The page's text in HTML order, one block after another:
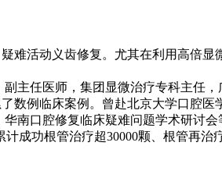
难活动义齿修复。尤其在利用高倍
主任医师，集团显微治疗专科主任
数例临床案例。曾赴北京大学口腔
南口腔修复临床疑难问题学术研讨
功根管治疗超30000颗、根管再治